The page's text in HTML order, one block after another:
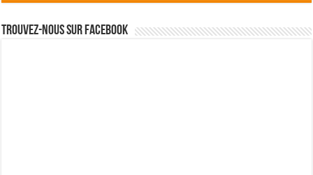
Trouvez-nous sur Facebook